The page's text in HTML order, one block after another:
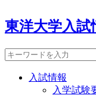
東洋大学入試
入試情報
入学試験